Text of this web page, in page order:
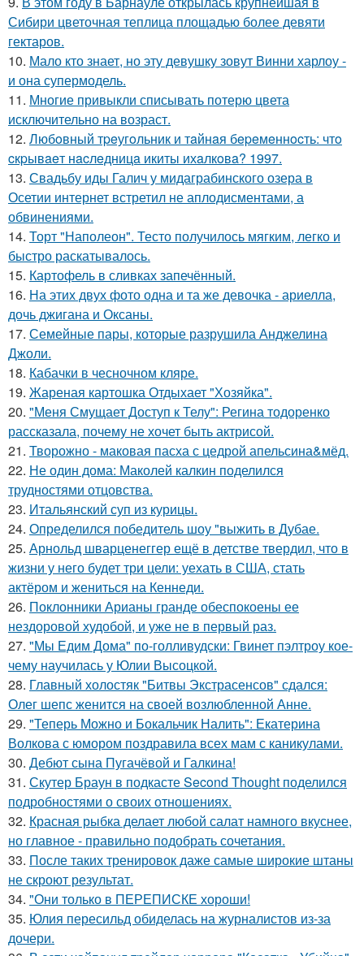
Сибири цветочная теплица площадью более девяти
гектаров.
10. Мало кто знает, но эту девушку зовут Винни харлоу -
и она супермодель.
11. Многие привыкли списывать потерю цвета
исключительно на возраст.
12. Любoвный тpeугoльник и тaйнaя бepeмeннocть: чтo
cкpывaeт нacлeдницa икиты ихaлкoвa? 1997.
13. Свадьбу иды Галич у мидаграбинского озера в
Осетии интернет встретил не аплодисментами, а
обвинениями.
14. Торт "Наполеон". Тесто получилось мягким, легко и
быстро раскатывалось.
15. Картофель в сливках запечённый.
16. На этих двух фото одна и та же девочка - ариелла,
дочь джигана и Оксаны.
17. Семейные пары, которые разрушила Анджелина
Джоли.
18. Кабачки в чесночном кляре.
19. Жареная картошка Отдыхает "Хозяйка".
20. "Меня Смущает Доступ к Телу": Регина тодоренко
рассказала, почему не хочет быть актрисой.
21. Творожно - маковая пасха с цедрой апельсина&мёд.
22. Не один дома: Маколей калкин поделился
трудностями отцовства.
23. Итальянский суп из курицы.
24. Определился победитель шоу "выжить в Дубае.
25. Арнольд шварценеггер ещё в детстве твердил, что в
жизни у него будет три цели: уехать в США, стать
актёром и жениться на Кеннеди.
26. Поклонники Арианы гранде обеспокоены ее
нездоровой худобой, и уже не в первый раз.
27. "Мы Едим Дома" по-голливудски: Гвинет пэлтроу кое-
чему научилась у Юлии Высоцкой.
28. Главный холостяк "Битвы Экстрасенсов" сдался:
Олег шепс женится на своей возлюбленной Анне.
29. "Теперь Можно и Бокальчик Налить": Екатерина
Волкова с юмором поздравила всех мам с каникулами.
30. Дебют сына Пугачёвой и Галкина!
31. Скутер Браун в подкасте Second Thought поделился
подробностями о своих отношениях.
32. Красная рыбка делает любой салат намного вкуснее,
но главное - правильно подобрать сочетания.
33. После таких тренировок даже самые широкие штаны
не скроют результат.
34. "Они только в ПЕРЕПИСКЕ хороши!
35. Юлия пересильд обиделась на журналистов из-за
дочери.